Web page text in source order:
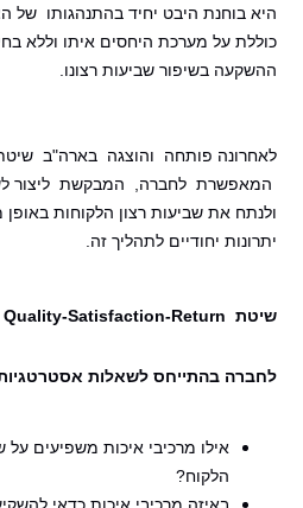
היא בוחנת היבט יחיד בהתנהגותו של
כוללת על מערכת היחסים איתו וללא
ההשקעה בשיפור שביעות רצונו.
לאחרונה פותחה והוצגה בארה"ב
המאפשרת לחברה, המבקשת ליצור
ולנתח את שביעות רצון הלקוחות
יתרונות יחודיים לתהליך זה.
לחברה בהתייחס לשאלות
אילו מרכיבי איכות משפיעים על
הלקוח?